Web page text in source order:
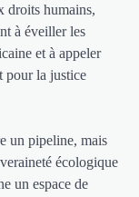
droits humains,
à éveiller les
et à appeler
pour la justice
un pipeline, mais
écologique
un espace de